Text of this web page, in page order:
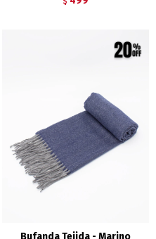
Bufanda Tejida - Marino